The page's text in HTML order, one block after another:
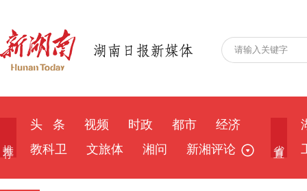
头 条 视频 时政 都市
经济
教科卫
文旅体 湘问 新湘评论